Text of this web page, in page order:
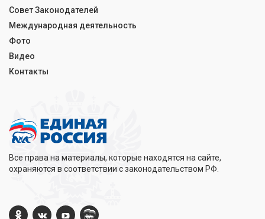
Все права на материалы, которые находятся на сайте,
охраняются в соответствии с законодательством РФ.
Совет Законодателей
Международная деятельность
Фото
Видео
Контакты